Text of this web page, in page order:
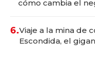
cómo cambia el
6.Viaje a la mina de
Escondida, el